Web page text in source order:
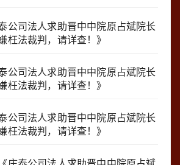
公司法人求助晋中中院原占斌院长
枉法裁判，请详查！ 》
公司法人求助晋中中院原占斌院长
枉法裁判，请详查！ 》
公司法人求助晋中中院原占斌院长
枉法裁判，请详查！ 》